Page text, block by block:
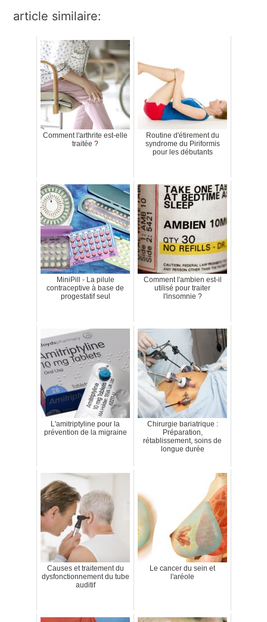
article similaire:
Comment l'arthrite est-elle
traitée ?
Routine d'étirement du
syndrome du Piriformis
pour les débutants
MiniPill - La pilule
contraceptive à base de
progestatif seul
Comment l'ambien est-il
utilisé pour traiter
l'insomnie ?
L'amitriptyline pour la
prévention de la migraine
Chirurgie bariatrique :
Préparation,
rétablissement, soins de
longue durée
Causes et traitement du
dysfonctionnement du tube
auditif
Le cancer du sein et
l'aréole